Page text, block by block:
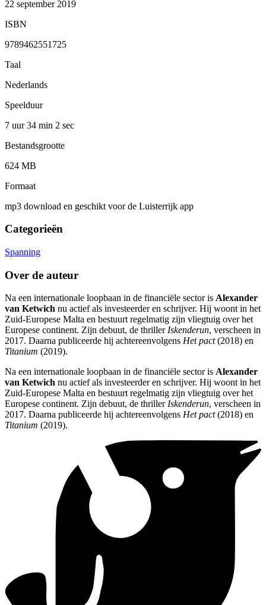
22 september 2019
ISBN
9789462551725
Taal
Nederlands
Speelduur
7 uur 34 min 2 sec
Bestandsgrootte
624 MB
Formaat
mp3 download en geschikt voor de Luisterrijk app
Categorieën
Spanning
Over de auteur
Na een internationale loopbaan in de financiële sector is Alexander
van Ketwich nu actief als investeerder en schrijver. Hij woont in het
Zuid-Europese Malta en bestuurt regelmatig zijn vliegtuig over het
Europese continent. Zijn debuut, de thrillerIskenderun, verscheen in
2017. Daarna publiceerde hij achtereenvolgens Het pact(2018) en
Titanium (2019).
Na een internationale loopbaan in de financiële sector is Alexander
van Ketwich nu actief als investeerder en schrijver. Hij woont in het
Zuid-Europese Malta en bestuurt regelmatig zijn vliegtuig over het
Europese continent. Zijn debuut, de thrillerIskenderun, verscheen in
2017. Daarna publiceerde hij achtereenvolgens Het pact(2018) en
Titanium (2019).